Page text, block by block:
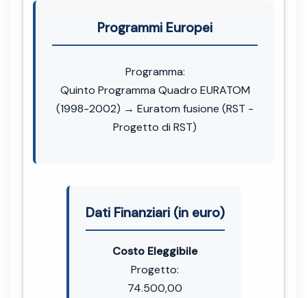
Programmi Europei
Programma:
Quinto Programma Quadro EURATOM
(1998-2002) → Euratom fusione (RST -
Progetto di RST)
Dati Finanziari (in euro)
Costo Eleggibile
Progetto:
74.500,00